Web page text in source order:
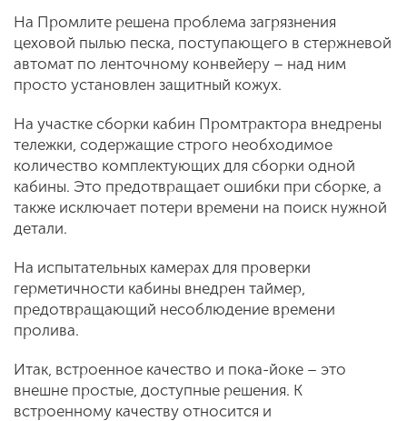
На Промлите решена проблема загрязнения
цеховой пылью песка, поступающего в стержневой
автомат по ленточному конвейеру – над ним
просто установлен защитный кожух.
На участке сборки кабин Промтрактора внедрены
тележки, содержащие строго необходимое
количество комплектующих для сборки одной
кабины. Это предотвращает ошибки при сборке, а
также исключает потери времени на поиск нужной
детали.
На испытательных камерах для проверки
герметичности кабины внедрен таймер,
предотвращающий несоблюдение времени
пролива.
Итак, встроенное качество и пока-йоке – это
внешне простые, доступные решения. К
встроенному качеству относится и